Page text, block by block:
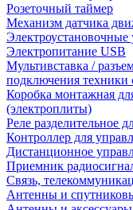
Розеточный таймер
Механизм датчика
Электроустановочные
Электропитание USB
Мультивставка /
подключения техники
Коробка монтажная
(электроплиты)
Реле разделительное
Контроллер для
Дистанционное
Приемник
Связь,
Антенны и